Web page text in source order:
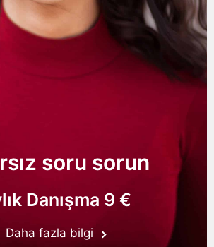
soru sorun
Danışma 9 €
Daha fazla bilgi